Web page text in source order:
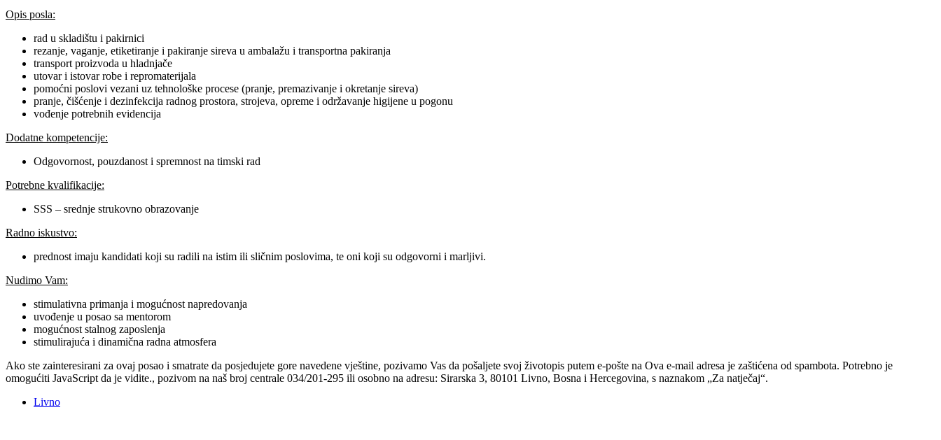
Opis posla:
rad u skladištu i pakirnici
rezanje, vaganje, etiketiranje i pakiranje sireva u ambalažu i transportna pakiranja
transport proizvoda u hladnjače
utovar i istovar robe i repromaterijala
pomoćni poslovi vezani uz tehnološke procese (pranje, premazivanje i okretanje sireva)
pranje, čišćenje i dezinfekcija radnog prostora, strojeva, opreme i održavanje higijene u pogonu
vođenje potrebnih evidencija
Dodatne kompetencije:
Odgovornost, pouzdanost i spremnost na timski rad
Potrebne kvalifikacije:
SSS – srednje strukovno obrazovanje
Radno iskustvo:
prednost imaju kandidati koji su radili na istim ili sličnim poslovima, te oni koji su odgovorni i marljivi.
Nudimo Vam:
stimulativna primanja i mogućnost napredovanja
uvođenje u posao sa mentorom
mogućnost stalnog zaposlenja
stimulirajuća i dinamična radna atmosfera
Ako ste zainteresirani za ovaj posao i smatrate da posjedujete gore navedene vještine, pozivamo Vas da pošaljete svoj životopis putem e-pošte na Ova e-mail adresa je zaštićena od spambota. Potrebno je
omogućiti JavaScript da je vidite., pozivom na naš broj centrale 034/201-295 ili osobno na adresu: Sirarska 3, 80101 Livno, Bosna i Hercegovina, s naznakom „Za natječaj“.
Livno